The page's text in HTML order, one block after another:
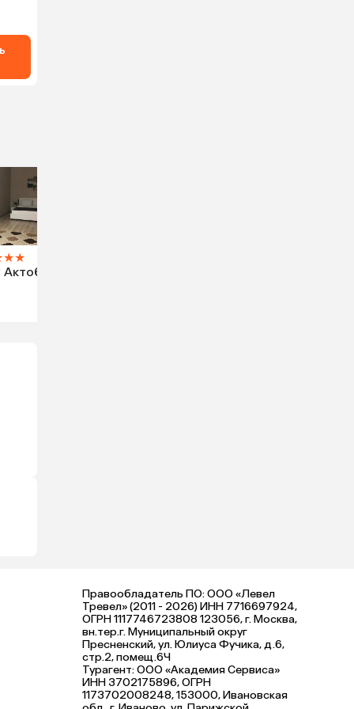
★★
Правообладатель ПО: ООО «Левел
Тревел» (2011 - 2026) ИНН 7716697924,
ОГРН 1117746723808 123056, г. Москва,
вн.тер.г. Муниципальный округ
Пресненский, ул. Юлиуса Фучика, д.6,
стр.2, помещ.6Ч
Турагент: ООО «Академия Сервиса»
ИНН 3702175896, ОГРН
1173702008248, 153000, Ивановская